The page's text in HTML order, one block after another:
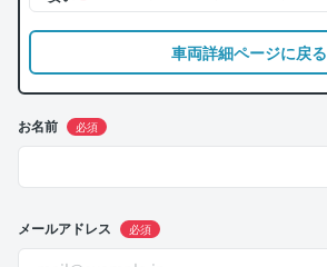
車両詳細ページに戻る
お名前 必須
メールアドレス 必須